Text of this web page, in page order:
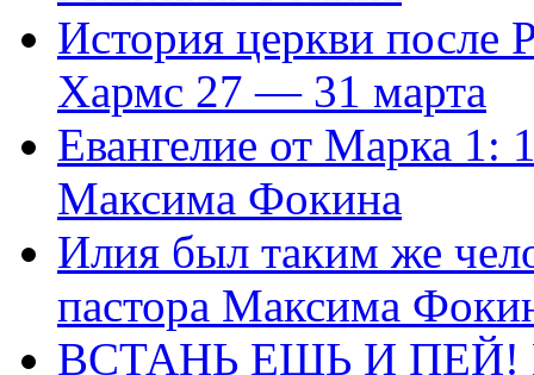
История церкви
Хармс 27 — 31 марта
Евангелие от Марка 1:
Максима Фокина
Илия был таким же
пастора Максима
ВСТАНЬ ЕШЬ И ПЕЙ!